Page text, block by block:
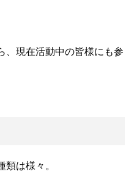
、現在活動中の皆様にも参
は様々。